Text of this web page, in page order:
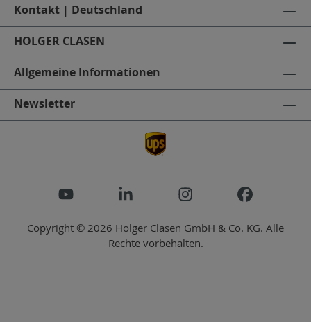
Kontakt | Deutschland
HOLGER CLASEN
Allgemeine Informationen
Newsletter
Copyright © 2026 Holger Clasen GmbH & Co. KG. Alle
Rechte vorbehalten.